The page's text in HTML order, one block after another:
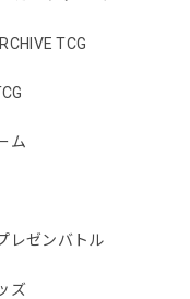
TCG
ム
レゼンバトル
ズ